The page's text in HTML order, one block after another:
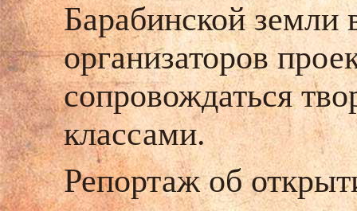
Барабинской
организаторов
сопровождаться
классами.
Репортаж об